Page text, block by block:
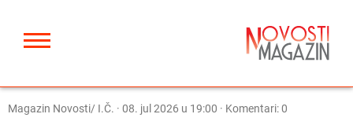
Magazin Novosti/ I.Č. · 08. jul 2026 u 19:00 · Komentari: 0